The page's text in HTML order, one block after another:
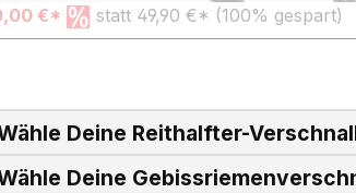
€* statt 49,90 €* (100% gespart)
Deine Reithalfter-
Deine